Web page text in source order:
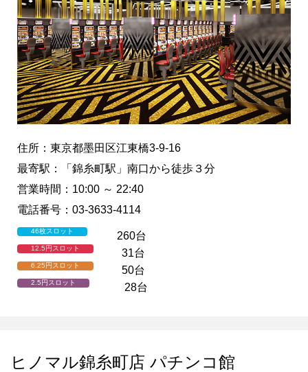
住所：東京都墨田区江東橋3-9-16
最寄駅：「錦糸町駅」南口から徒歩３分
営業時間：10:00 ～ 22:40
電話番号：03-3633-4114
46枚スロット 260台
12.5円スロット 31台
6.25円スロット 50台
2.5円スロット 28台
ヒノマル錦糸町店 パチンコ館